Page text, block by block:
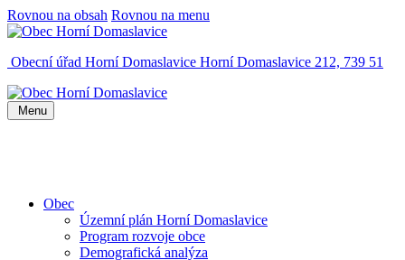
Rovnou na obsah Rovnou na menu
Obecní úřad Horní Domaslavice Horní Domaslavice 212, 739 51
Menu
Obec
Územní plán Horní Domaslavice
Program rozvoje obce
Demografická analýza